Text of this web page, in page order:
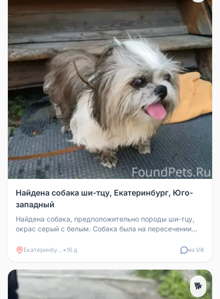
Найдена собака ши-тцу, Екатеринбург, Юго-
западный
Найдена собака, предположительно породы ши-тцу,
окрас серый с белым. Собака была на пересечении
Екатеринбург •16 д из VK
🐕